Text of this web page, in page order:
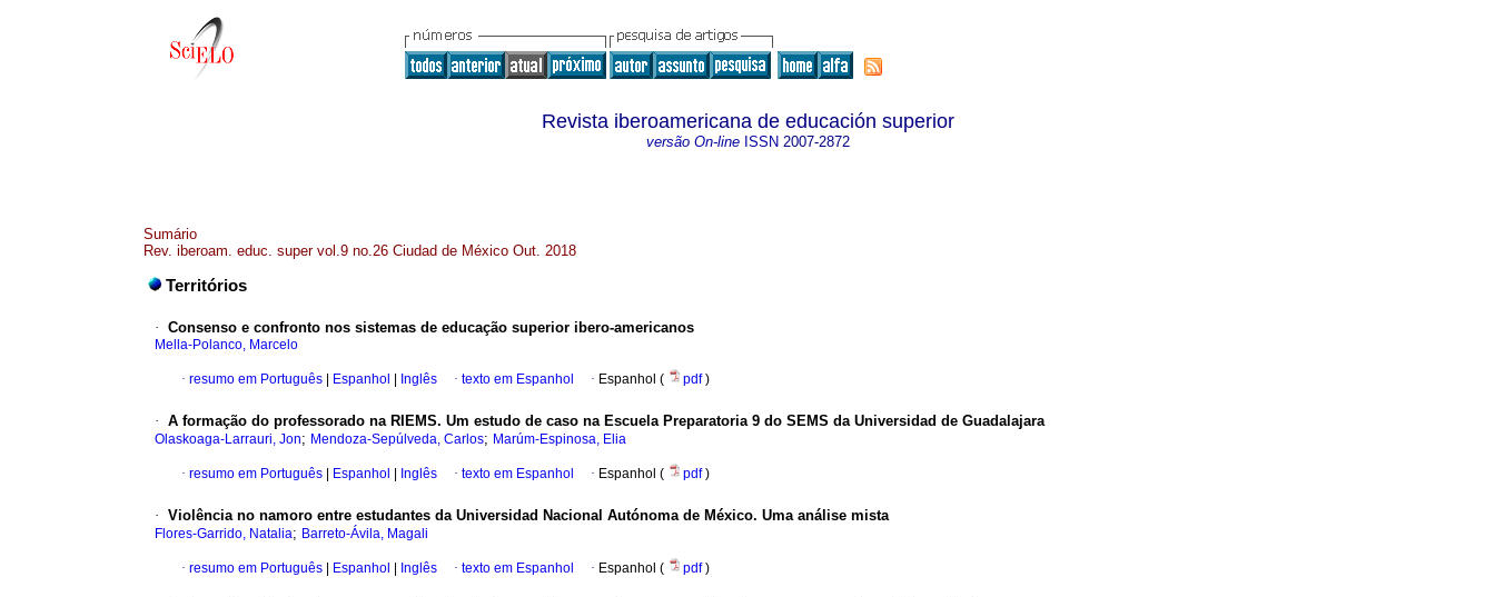
Revista iberoamericana de educación superior
versão On-lineISSN 2007-2872
Sumário
Rev. iberoam. educ. super vol.9 no.26 Ciudad de México Out. 2018
Territórios
· Consenso e confronto nos sistemas de educação superior ibero-americanos
Mella-Polanco, Marcelo
· resumo em Português Espanhol Inglês · texto em Espanhol · Espanhol ( pdf)
· A formação do professorado na RIEMS. Um estudo de caso na Escuela Preparatoria 9 do SEMS da Universidad de Guadalajara
Olaskoaga-Larrauri, Jon; Mendoza-Sepúlveda, Carlos; Marúm-Espinosa, Elia
· resumo em Português Espanhol Inglês · texto em Espanhol · Espanhol ( pdf)
· Violência no namoro entre estudantes da Universidad Nacional Autónoma de México. Uma análise mista
Flores-Garrido, Natalia; Barreto-Ávila, Magali
· resumo em Português Espanhol Inglês · texto em Espanhol · Espanhol ( pdf)